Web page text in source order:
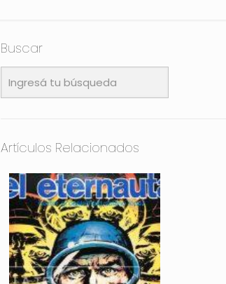
Buscar
Artículos Relacionados